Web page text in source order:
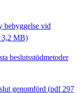
bebyggelse vid
3,2 MB)
beslutsstödmetoder
genomförd (pdf 297